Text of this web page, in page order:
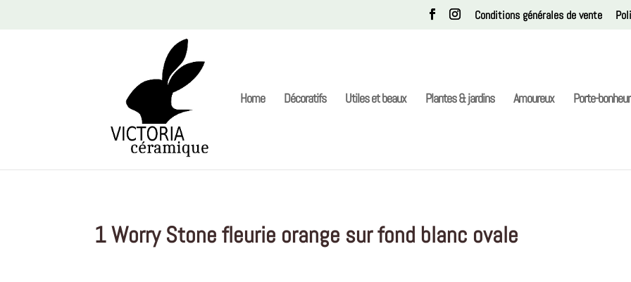
Conditions générales de vente
Home Décoratifs Utiles et beaux Plantes & jardins Amoureux Porte-bonheur
1 Worry Stone fleurie orange sur fond blanc ovale